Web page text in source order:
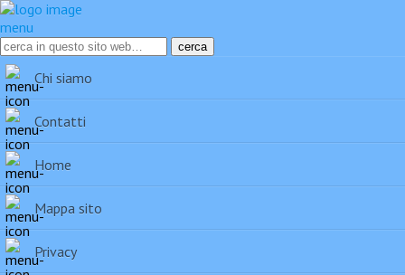
menu
Chi siamo
Contatti
Home
Mappa sito
Privacy